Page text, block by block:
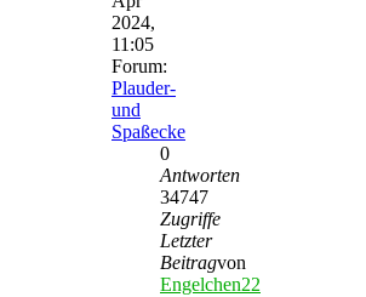
2024,
11:05
Forum:
Plauder-
und
Spaßecke
0
Antworten
34747
Zugriffe
Letzter
Beitragvon
Engelchen22